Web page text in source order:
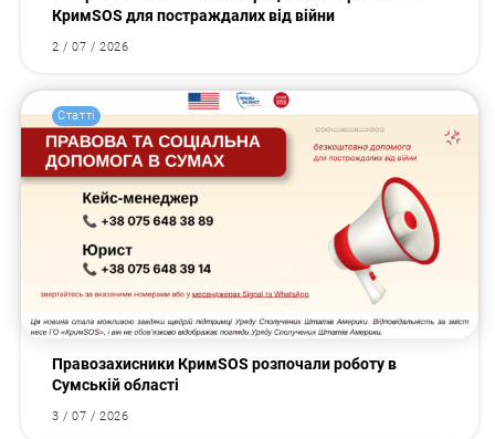
КримSOS для постраждалих від війни
2 / 07 / 2026
Статті
Правозахисники КримSOS розпочали роботу в
Сумській області
3 / 07 / 2026